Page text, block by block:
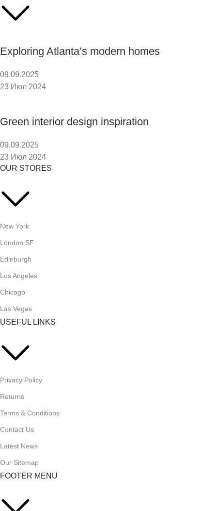
Exploring Atlanta’s modern homes
09.09.2025
23 Июл 2024
Green interior design inspiration
09.09.2025
23 Июл 2024
OUR STORES
New York
London SF
Edinburgh
Los Angeles
Chicago
Las Vegas
USEFUL LINKS
Privacy Policy
Returns
Terms & Conditions
Contact Us
Latest News
Our Sitemap
FOOTER MENU